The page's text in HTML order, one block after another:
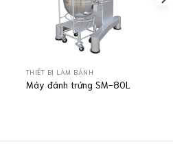
THIẾT BỊ LÀM BÁNH
Máy đánh trứng SM-80L